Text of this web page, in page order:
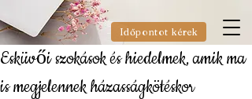
Időpontot kérek
Esküvői szokások és hiedelmek, amik ma
is megjelennek házasságkötéskor